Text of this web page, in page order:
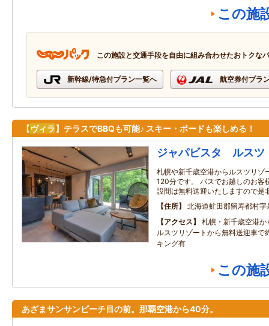
この施
この施設と交通手段を自由に組み合わせたおトクな
新幹線/特急付プラン一覧へ 航空券付プラ
【ヴィラ】テラスでBBQも可能♪ スキー・ボードも楽しめる！
ジャパビスタ ルスツ
札幌や新千歳空港からルスツリ
120分です。 バスでお越しのお
設間は無料送迎いたしますので是
住所
北海道虻田郡留寿都村
アクセス
札幌・新千歳空港
ルスツリゾートから無料送迎車
キング有
この施
あざまサンサンビーチ目の前。那覇空港から40分。